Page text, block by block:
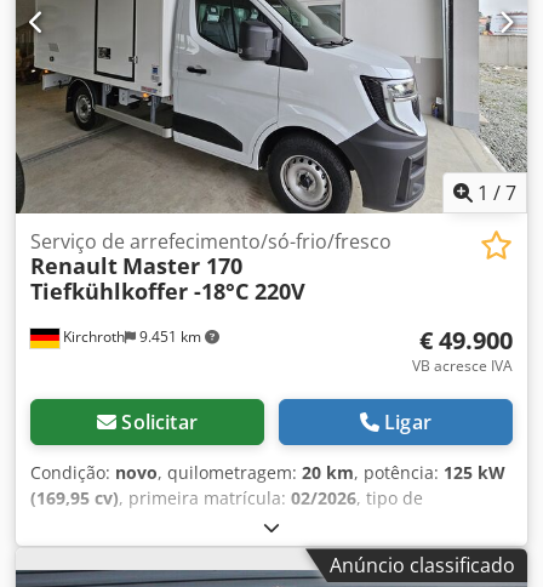
1 /7
Kirchroth 9.451 km
Serviço de arrefecimento/só-frio/fresco
Renault Master 170
Tiefkühlkoffer -18°C 220V
€ 49.900
VB acresce IVA
Solicitar Ligar
Condição: novo, quilometragem: 20 km, potência: 125 kW
(169,95 cv), primeira matrícula: 02/2026, tipo de
, peso em vazio:
de carga:900 kg, peso total:3.500 kg, tamanho do pneu:
225/65 r16, estado dos pneus:100 percentagem, distância
Anúncio classificado